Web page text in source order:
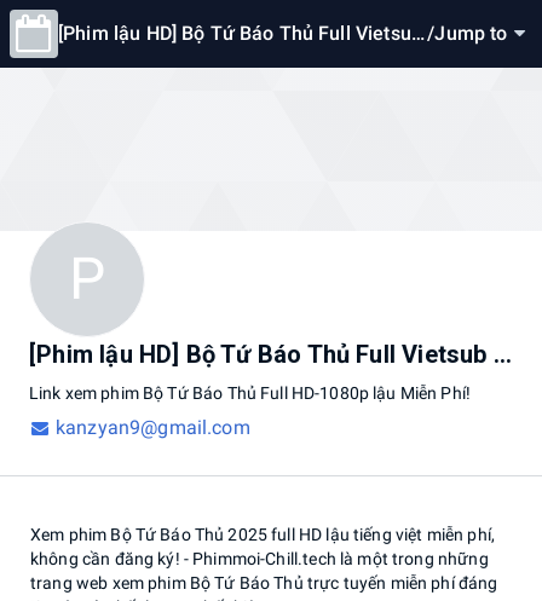
[Phim lậu HD] Bộ Tứ Báo Thủ Full Vietsub /Jump to
P
[Phim lậu HD] Bộ Tứ Báo Thủ Full Vietsub Miễn Phí Online
Link xem phim Bộ Tứ Báo Thủ Full HD-1080p lậu Miễn Phí!
kanzyan9@gmail.com
Xem phim Bộ Tứ Báo Thủ 2025 full HD lậu tiếng việt miễn phí,
không cần đăng ký! - Phimmoi-Chill.tech là một trong những
trang web xem phim Bộ Tứ Báo Thủ trực tuyến miễn phí đáng